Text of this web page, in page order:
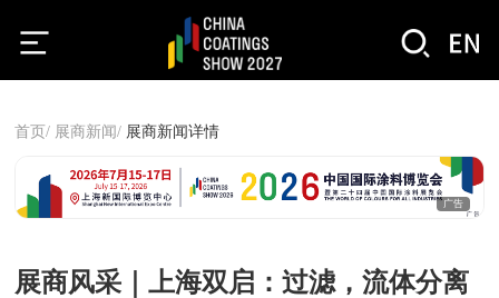
首页/ 展商新闻/ 展商新闻详情
广告
展商风采｜上海双启：过滤，流体分离